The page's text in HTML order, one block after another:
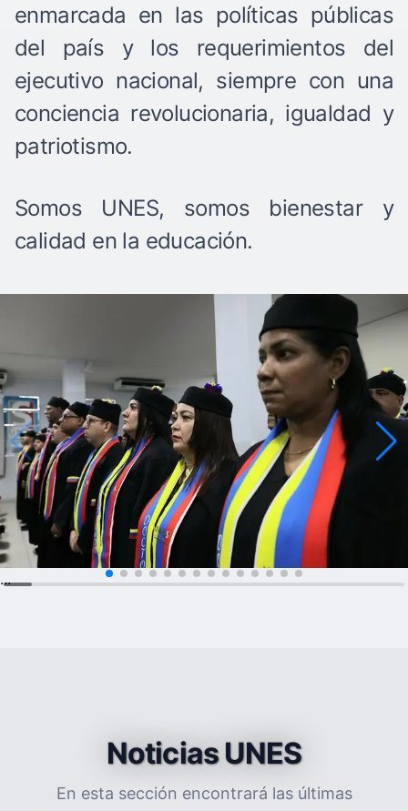
enmarcada en las políticas públicas
del país y los requerimientos del
ejecutivo nacional, siempre con una
conciencia revolucionaria, igualdad y
patriotismo.
Somos UNES, somos bienestar y
calidad en la educación.
...
Noticias UNES
En esta sección encontrará las últimas